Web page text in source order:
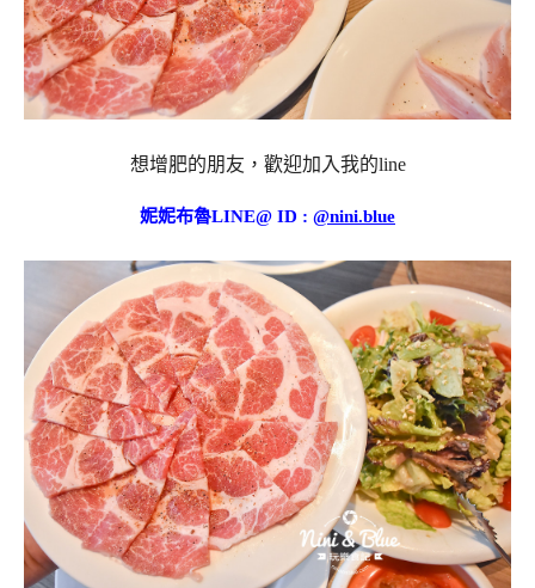
想增肥的朋友，歡迎加入我的line
妮妮布魯LINE@ ID : @nini.blue